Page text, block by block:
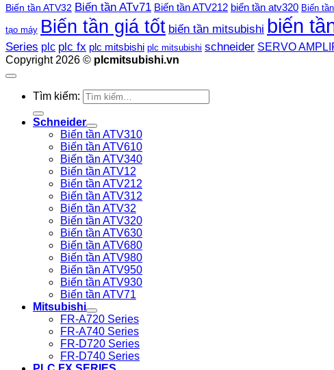
Biến tần ATV32 Biến tần ATv71 Biến tần ATV212 biến tần atv320 Biến
tạo máy Biến tần giá tốt biến tần mitsubishi biến
Series plc plc fx plc mitsbishi plc mitsubishi schneider SERVO
Copyright 2026 © plcmitsubishi.vn
Tìm kiếm:
Schneider
Biến tần ATV310
Biến tần ATV610
Biến tần ATV340
Biến tần ATV12
Biến tần ATV212
Biến tần ATV312
Biến tần ATV32
Biến tần ATV320
Biến tần ATV630
Biến tần ATV680
Biến tần ATV980
Biến tần ATV950
Biến tần ATV930
Biến tần ATV71
Mitsubishi
FR-A720 Series
FR-A740 Series
FR-D720 Series
FR-D740 Series